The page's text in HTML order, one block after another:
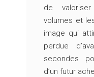
de
volumes et
image qui
perdue
secondes
d’un futur